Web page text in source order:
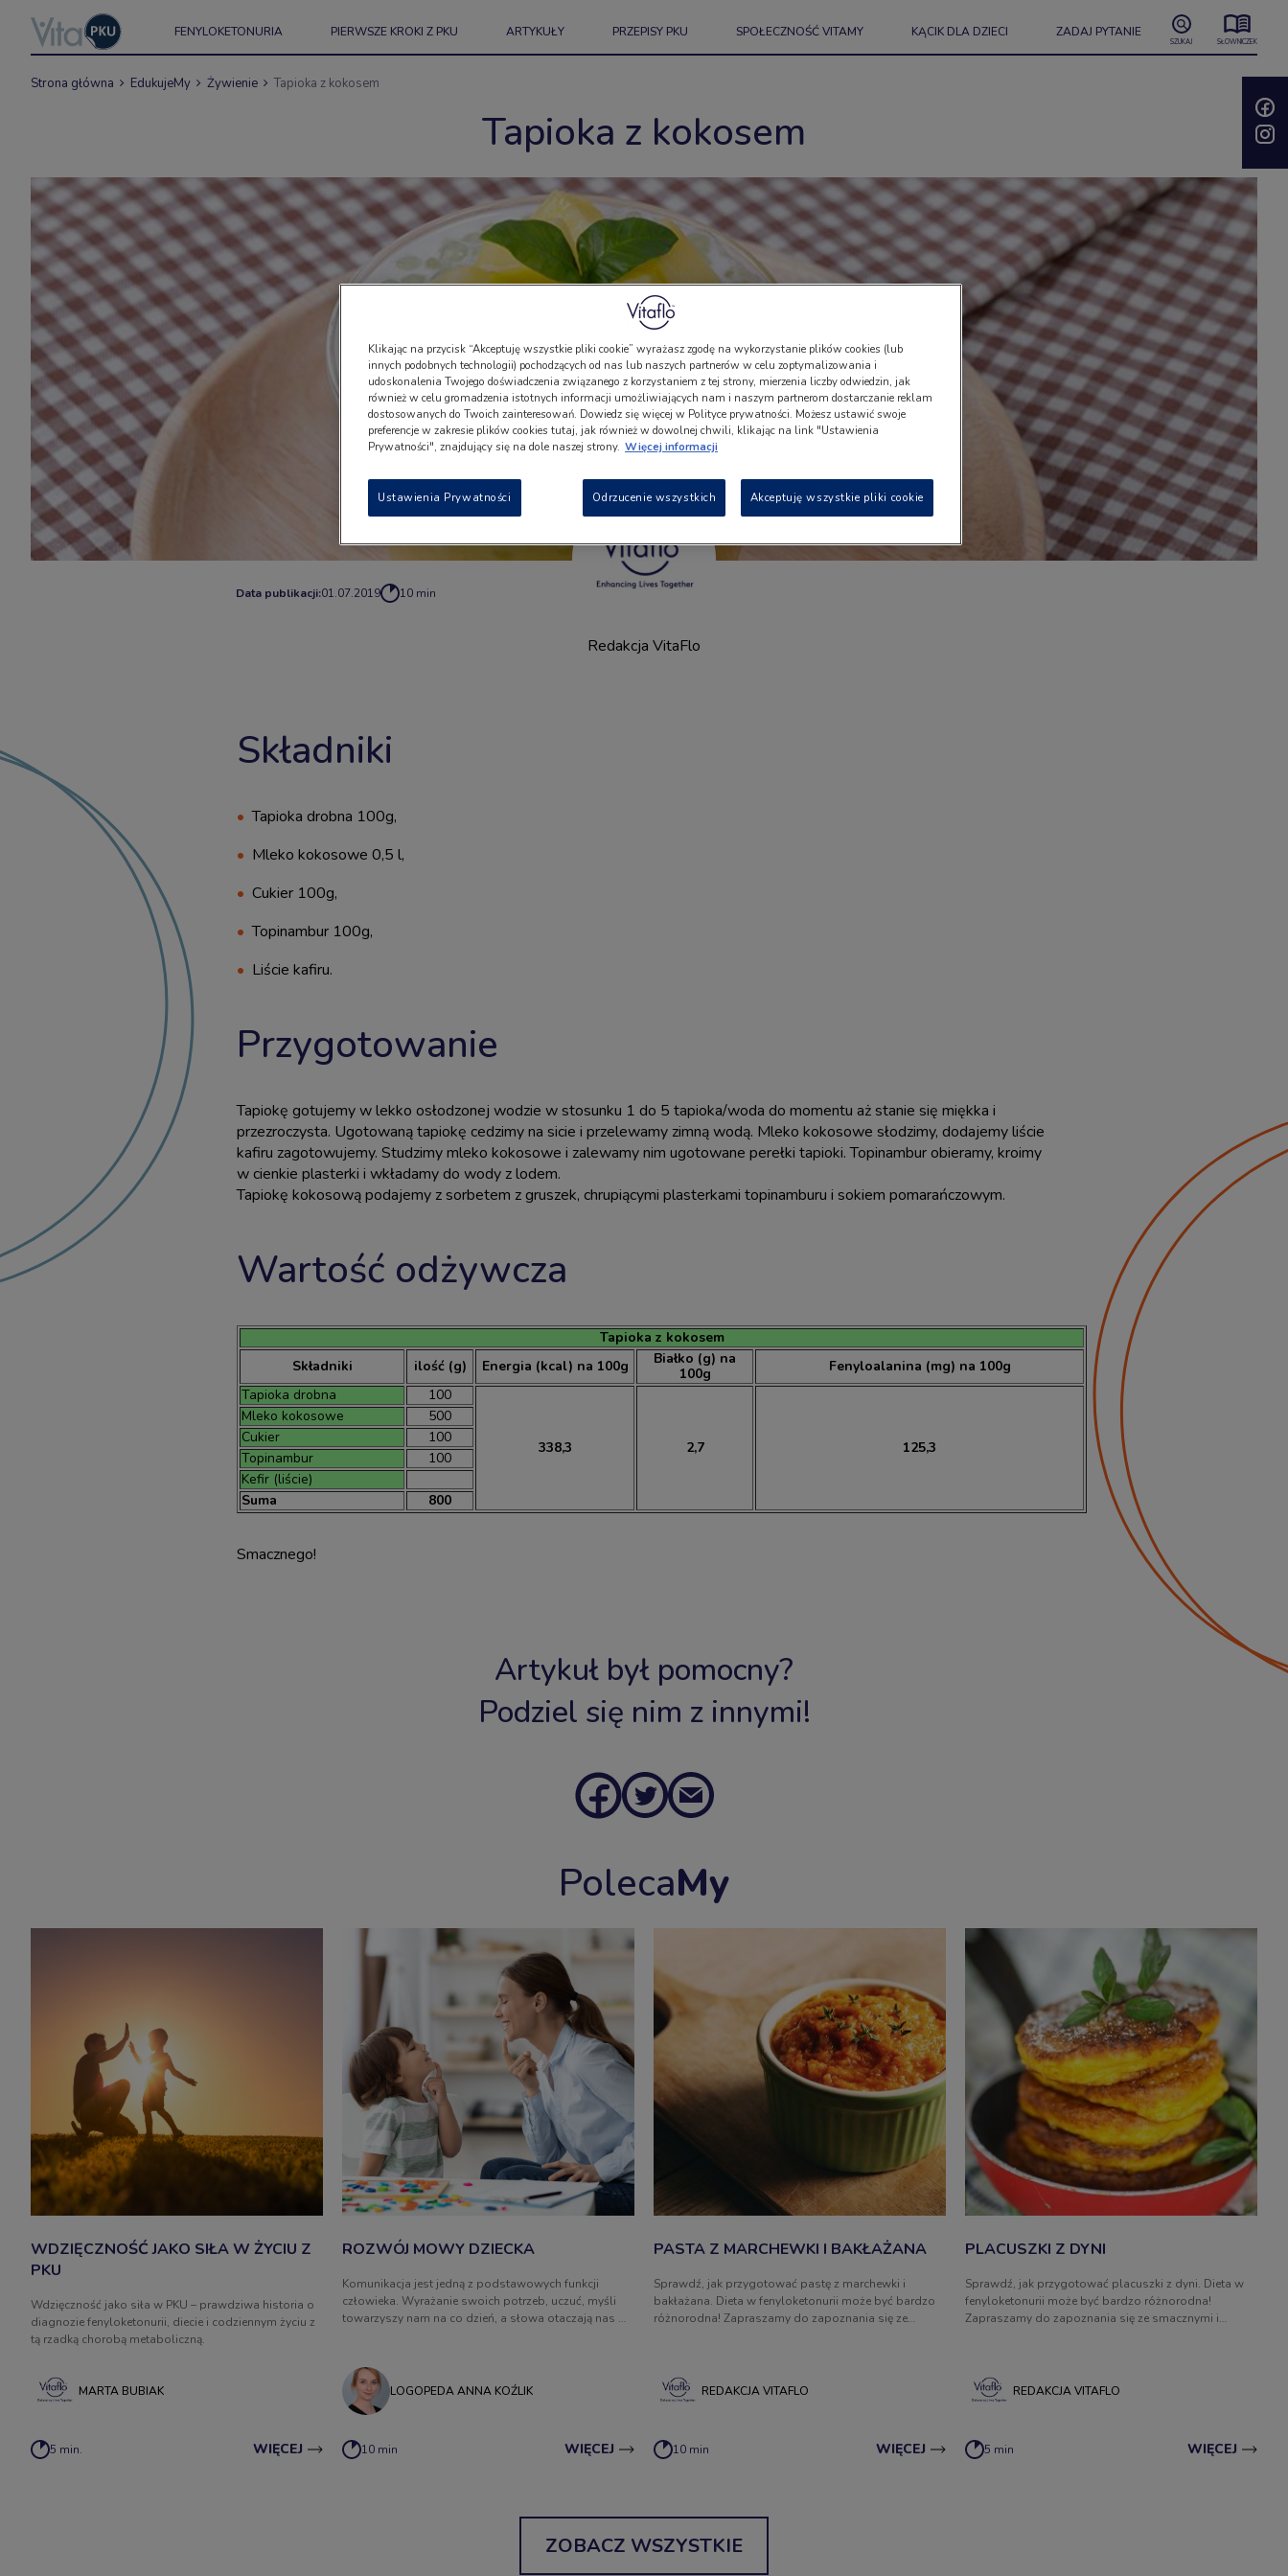
FENYLOKETONURIA PIERWSZE KROKI Z PKU ARTYKUŁY PRZEPISY PKU SPOŁECZNOŚĆ VITAMY KĄCIK DLA DZIECI ZADAJ PYTANIE
SZUKAJ SŁOWNICZEK
Strona główna EdukujeMy Żywienie Tapioka z kokosem
Tapioka z kokosem
Data publikacji:01.07.2019 10 min
Redakcja VitaFlo
Składniki
Tapioka drobna 100g,
Mleko kokosowe 0,5 l,
Cukier 100g,
Topinambur 100g,
Liście kafiru.
Przygotowanie
Tapiokę gotujemy w lekko osłodzonej wodzie w stosunku 1 do 5 tapioka/woda do momentu aż stanie się miękka i
przezroczysta. Ugotowaną tapiokę cedzimy na sicie i przelewamy zimną wodą. Mleko kokosowe słodzimy, dodajemy liście
kafiru zagotowujemy. Studzimy mleko kokosowe i zalewamy nim ugotowane perełki tapioki. Topinambur obieramy, kroimy
w cienkie plasterki i wkładamy do wody z lodem.
Tapiokę kokosową podajemy z sorbetem z gruszek, chrupiącymi plasterkami topinamburu i sokiem pomarańczowym.
Wartość odżywcza
Tapioka z kokosem
Składniki
ilość (g) Energia (kcal) na 100g
Białko (g) na
100g
Fenyloalanina (mg) na 100g
Tapioka drobna
100
338,3 2,7 125,3
Mleko kokosowe
500
Cukier
100
Topinambur
100
Kefir (liście)
Suma
800
Smacznego!
Artykuł był pomocny?
Podziel się nim z innymi!
PolecaMy
WDZIĘCZNOŚĆ JAKO SIŁA W ŻYCIU Z
PKU
Wdzięczność jako siła w PKU – prawdziwa historia o
diagnozie fenyloketonurii, diecie i codziennym życiu z
tą rzadką chorobą metaboliczną.
MARTA BUBIAK
5 min. WIĘCEJ
ROZWÓJ MOWY DZIECKA
Komunikacja jest jedną z podstawowych funkcji
człowieka. Wyrażanie swoich potrzeb, uczuć, myśli
towarzyszy nam na co dzień, a słowa otaczają nas w
wraz z naszym rozwojem. Specjaliści mówią o
czterech etapach rozwoju mowy dziecka.
LOGOPEDA ANNA KOŹLIK
10 min WIĘCEJ
PASTA Z MARCHEWKI I BAKŁAŻANA
Sprawdź, jak przygotować pastę z marchewki i
bakłażana. Dieta w fenyloketonurii może być bardzo
różnorodna! Zapraszamy do zapoznania się ze
REDAKCJA VITAFLO
10 min WIĘCEJ
PLACUSZKI Z DYNI
Sprawdź, jak przygotować placuszki z dyni. Dieta w
fenyloketonurii może być bardzo różnorodna!
Zapraszamy do zapoznania się ze smacznymi i
REDAKCJA VITAFLO
5 min WIĘCEJ
ZOBACZ WSZYSTKIE
Klikając na przycisk “Akceptuję wszystkie pliki cookie” wyrażasz zgodę na wykorzystanie plików cookies (lub
innych podobnych technologii) pochodzących od nas lub naszych partnerów w celu zoptymalizowania i
udoskonalenia Twojego doświadczenia związanego z korzystaniem z tej strony, mierzenia liczby odwiedzin, jak
również w celu gromadzenia istotnych informacji umożliwiających nam i naszym partnerom dostarczanie reklam
dostosowanych do Twoich zainteresowań. Dowiedz się więcej w Polityce prywatności. Możesz ustawić swoje
preferencje w zakresie plików cookies tutaj, jak również w dowolnej chwili, klikając na link "Ustawienia
Prywatności", znajdujący się na dole naszej strony. Więcej informacji
Ustawienia Prywatności Odrzucenie wszystkich Akceptuję wszystkie pliki cookie